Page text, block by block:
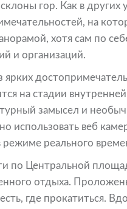
гор. Как в других
на
хотя сам по
и организаций.
на стадии
замысел и
использовать веб
реального
по Центральной
отдыха.
где прокатиться.